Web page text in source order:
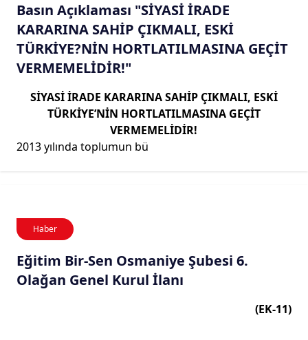
Basın Açıklaması "SİYASİ İRADE
KARARINA SAHİP ÇIKMALI, ESKİ
TÜRKİYE?NİN HORTLATILMASINA GEÇİT
VERMEMELİDİR!"
SİYASİ İRADE KARARINA SAHİP ÇIKMALI, ESKİ
TÜRKİYE’NİN HORTLATILMASINA GEÇİT
VERMEMELİDİR!
2013 yılında toplumun bü
Haber
Eğitim Bir-Sen Osmaniye Şubesi 6.
Olağan Genel Kurul İlanı
(EK-11)